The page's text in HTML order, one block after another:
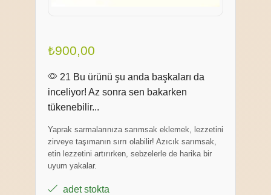
₺900,00
21 Bu ürünü şu anda başkaları da
inceliyor! Az sonra sen bakarken
tükenebilir...
Yaprak sarmalarınıza sarımsak eklemek, lezzetini
zirveye taşımanın sırrı olabilir! Azıcık sarımsak,
etin lezzetini artırırken, sebzelerle de harika bir
uyum yakalar.
adet stokta